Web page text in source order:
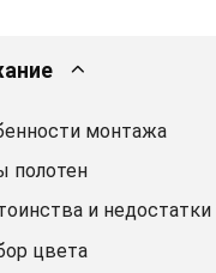
монтажа
полотен
и недостатки
цвета